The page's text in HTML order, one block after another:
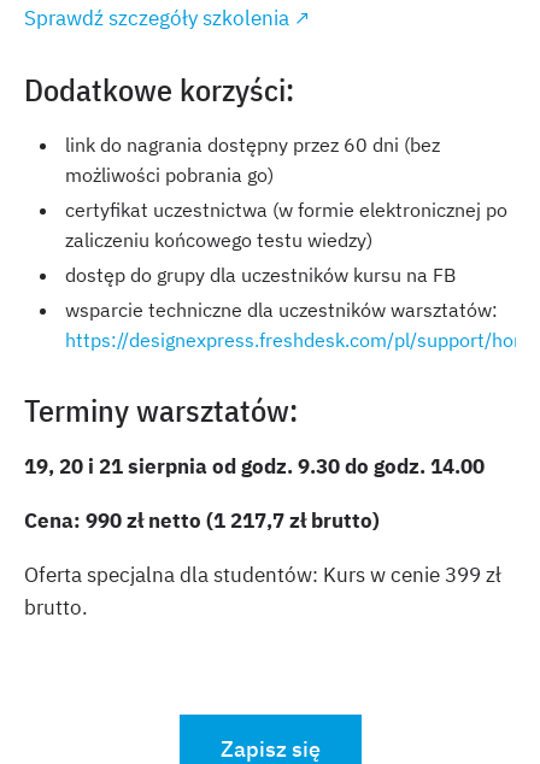
Sprawdź szczegóły szkolenia ↗
Dodatkowe korzyści:
link do nagrania dostępny przez 60 dni (bez
możliwości pobrania go)
certyfikat uczestnictwa (w formie elektronicznej po
zaliczeniu końcowego testu wiedzy)
dostęp do grupy dla uczestników kursu na FB
wsparcie techniczne dla uczestników warsztatów:
https://designexpress.freshdesk.com/pl/support/home
Terminy warsztatów:
19, 20 i 21 sierpnia od godz. 9.30 do godz. 14.00
Cena: 990 zł netto (1 217,7 zł brutto)
Oferta specjalna dla studentów: Kurs w cenie 399 zł
brutto.
Zapisz się